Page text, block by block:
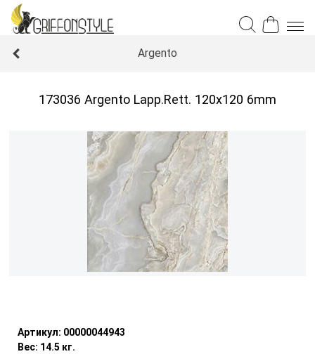
Argento
173036 Argento Lapp.Rett. 120x120 6mm
Артикул: 00000044943
Вес: 14.5 кг.